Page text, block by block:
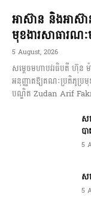
អាស៊ាន និងអាស៊ាន
មុខងារសាធារណ
5 August, 2026
សម្តេចមហាបវរធិបតី ហ៊ុន ម៉
អនុញ្ញាតឱ្យគណៈប្រតិភូប្រ
បណ្ឌិត Zudan Arif
ស
ប
5
ស
5